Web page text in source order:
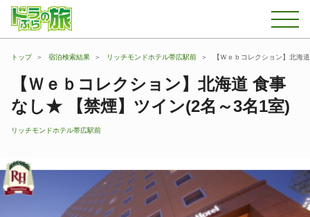
トップ 宿泊検索結果 リッチモンドホテル帯広駅前 【Ｗｅｂコレクション】北海
【Ｗｅｂコレクション】北海道 食事
なし★ 【禁煙】ツイン(2名～3名1室)
リッチモンドホテル帯広駅前